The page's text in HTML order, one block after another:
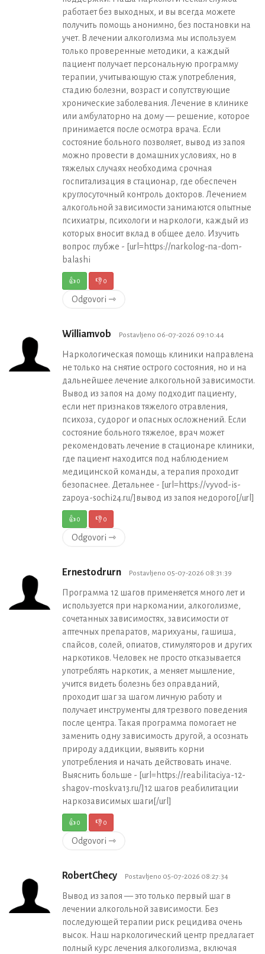
работает без выходных, и вы всегда можете
получить помощь анонимно, без постановки на
учет. В лечении алкоголизма мы используем
только проверенные методики, а каждый
пациент получает персональную программу
терапии, учитывающую стаж употребления,
стадию болезни, возраст и сопутствующие
хронические заболевания. Лечение в клинике
или амбулаторно на дому — решение, которое
принимается после осмотра врача. Если
состояние больного позволяет, вывод из запоя
можно провести в домашних условиях, но в
тяжелых случаях необходима срочная
госпитализация в стационар, где обеспечен
круглосуточный контроль докторов. Лечением
алкогольной зависимости занимаются опытные
психиатры, психологи и наркологи, каждый из
которых вносит вклад в общее дело. Изучить
вопрос глубже - [url=https://narkolog-na-dom-
balashi
👍0 👎0
Odgovori ⇾
Williamvob Postavljeno 06-07-2026 09:10:44
Наркологическая помощь клиники направлена
не только на снятие острого состояния, но и на
дальнейшее лечение алкогольной зависимости.
Вывод из запоя на дому подходит пациенту,
если нет признаков тяжелого отравления,
психоза, судорог и опасных осложнений. Если
состояние больного тяжелое, врач может
рекомендовать лечение в стационаре клиники,
где пациент находится под наблюдением
медицинской команды, а терапия проходит
безопаснее. Детальнее - [url=https://vyvod-is-
zapoya-sochi24.ru/]вывод из запоя недорого[/url]
👍0 👎0
Odgovori ⇾
Ernestodrurn Postavljeno 05-07-2026 08:31:39
Программа 12 шагов применяется много лет и
используется при наркомании, алкоголизме,
сочетанных зависимостях, зависимости от
аптечных препаратов, марихуаны, гашиша,
спайсов, солей, опиатов, стимуляторов и других
наркотиков. Человек не просто отказывается
употреблять наркотик, а меняет мышление,
учится видеть болезнь без оправданий,
проходит шаг за шагом личную работу и
получает инструменты для трезвого поведения
после центра. Такая программа помогает не
заменить одну зависимость другой, а осознать
природу аддикции, выявить корни
употребления и начать действовать иначе.
Выяснить больше - [url=https://reabilitaciya-12-
shagov-moskva13.ru/]12 шагов реабилитации
наркозависимых шаги[/url]
👍0 👎0
Odgovori ⇾
RobertChecy Postavljeno 05-07-2026 08:27:34
Вывод из запоя — это только первый шаг в
лечении алкогольной зависимости. Без
последующей терапии риск рецидива очень
высок. Наш наркологический центр предлагает
полный курс лечения алкоголизма, включая